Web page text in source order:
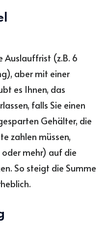
Auslauffrist (z.B. 6
aber mit einer
es Ihnen, das
falls Sie einen
Gehälter, die
zahlen müssen,
mehr) auf die
So steigt die Summe